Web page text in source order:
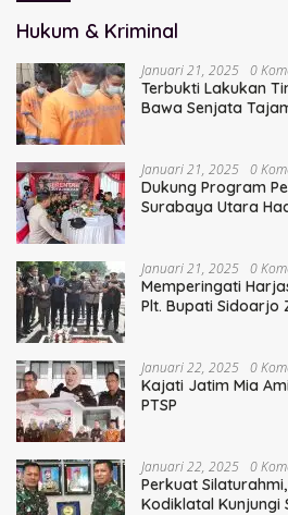
Hukum & Kriminal
Januari 21, 2025 0
Terbukti Lakukan
Bawa Senjata
Januari 21, 2025 0
Dukung Program
Surabaya Utara
Januari 21, 2025 0
Memperingati
Plt. Bupati Sidoarjo
Januari 22, 2025 0
Kajati Jatim Mia
PTSP
Januari 22, 2025 0
Perkuat
Kodiklatal Kunjungi